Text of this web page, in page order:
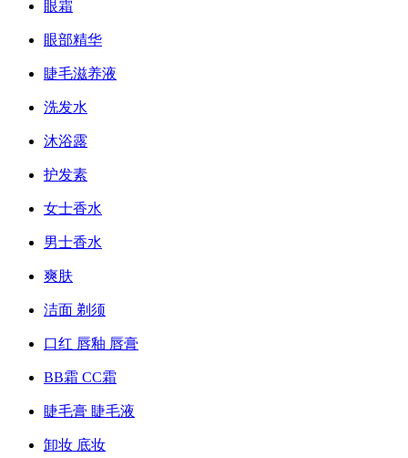
眼霜
眼部精华
睫毛滋养液
洗发水
沐浴露
护发素
女士香水
男士香水
爽肤
洁面 剃须
口红 唇釉 唇膏
BB霜 CC霜
睫毛膏 睫毛液
卸妆 底妆